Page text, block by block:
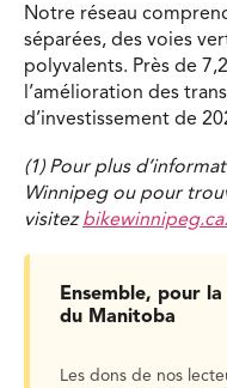
Notre réseau
séparées, des voies
polyvalents. Près de
l’amélioration des
d’investissement de
(1) Pour plus
Winnipeg ou pour
visitezbikewinnipeg.ca.
Ensemble, pour
du Manitoba
Les dons de nos